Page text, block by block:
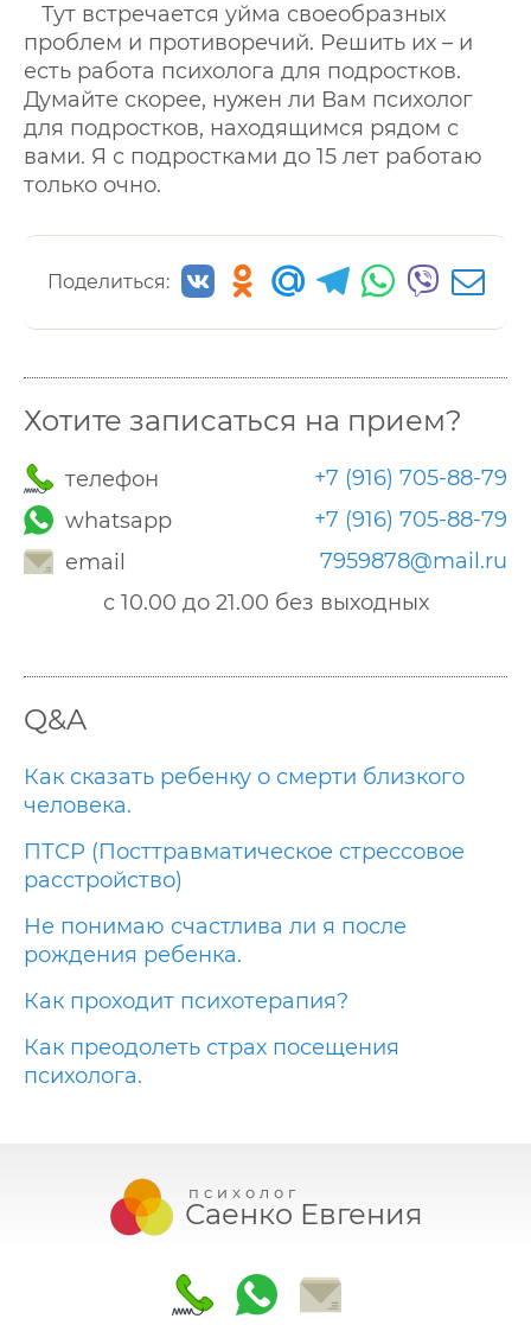
Тут встречается уйма своеобразных
проблем и противоречий. Решить их – и
есть работа психолога для подростков.
Думайте скорее, нужен ли Вам психолог
для подростков, находящимся рядом с
вами. Я с подростками до 15 лет работаю
только очно.
Поделиться:
Хотите записаться на прием?
телефон
+7 (916) 705-88-79
whatsapp
+7 (916) 705-88-79
email
7959878@mail.ru
с 10.00 до 21.00 без выходных
Q&A
Как сказать ребенку о смерти близкого
человека.
ПТСР (Посттравматическое стрессовое
расстройство)
Не понимаю счастлива ли я после
рождения ребенка.
Как проходит психотерапия?
Как преодолеть страх посещения
психолога.
Саенко Евгения
психолог